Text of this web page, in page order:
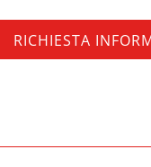
RICHIESTA